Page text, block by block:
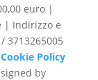
euro |
| Indirizzo e
3713265005
Cookie Policy
by